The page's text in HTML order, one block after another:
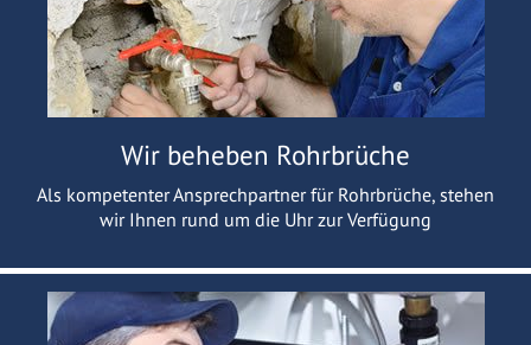
Wir beheben Rohrbrüche
Als kompetenter Ansprechpartner für Rohrbrüche, stehen
wir Ihnen rund um die Uhr zur Verfügung